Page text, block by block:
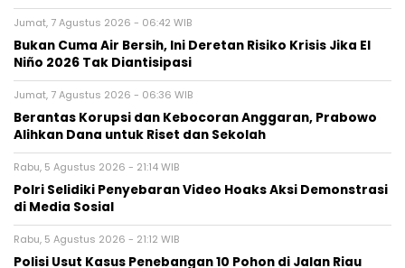
Jumat, 7 Agustus 2026 - 06:42 WIB
Bukan Cuma Air Bersih, Ini Deretan Risiko Krisis Jika El
Niño 2026 Tak Diantisipasi
Jumat, 7 Agustus 2026 - 06:36 WIB
Berantas Korupsi dan Kebocoran Anggaran, Prabowo
Alihkan Dana untuk Riset dan Sekolah
Rabu, 5 Agustus 2026 - 21:14 WIB
Polri Selidiki Penyebaran Video Hoaks Aksi Demonstrasi
di Media Sosial
Rabu, 5 Agustus 2026 - 21:12 WIB
Polisi Usut Kasus Penebangan 10 Pohon di Jalan Riau